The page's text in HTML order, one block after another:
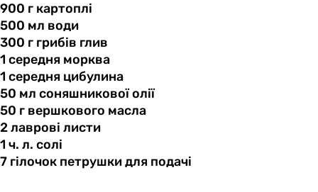
900 г картоплі
500 мл води
300 г грибів глив
1 середня морква
1 середня цибулина
50 мл соняшниковоїолії
50 г вершкового масла
2 лаврові листи
1 ч. л. солі
7 гілочок петрушкидля подачі